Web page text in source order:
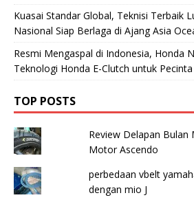
Kuasai Standar Global, Teknisi Terbaik
Nasional Siap Berlaga di Ajang Asia
Resmi Mengaspal di Indonesia, Honda
Teknologi Honda E-Clutch untuk
TOP POSTS
Review Delapan Bulan
Motor Ascendo
perbedaan vbelt
dengan mio J